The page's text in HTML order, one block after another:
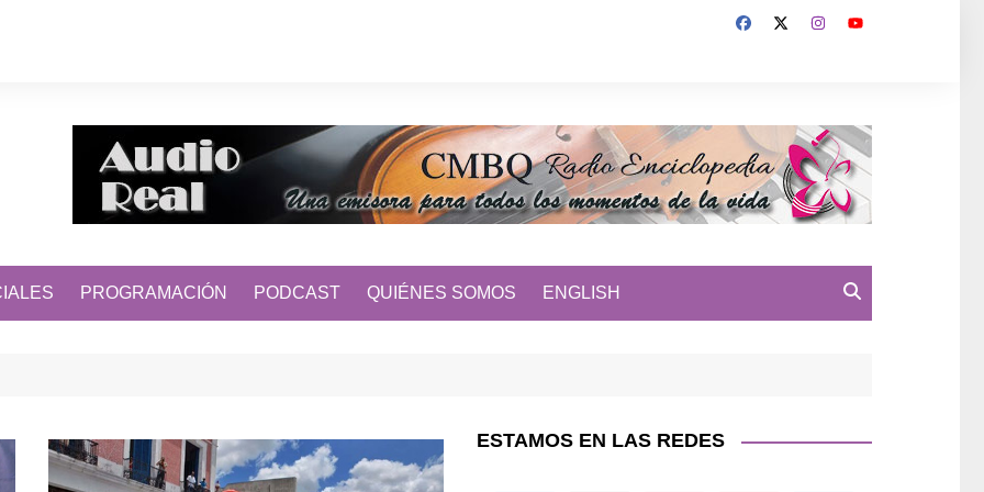
PROGRAMACIÓN PODCAST QUIÉNES SOMOS ENGLISH
ESTAMOS EN LAS REDES